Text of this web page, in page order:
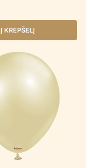
Į KREPŠELĮ